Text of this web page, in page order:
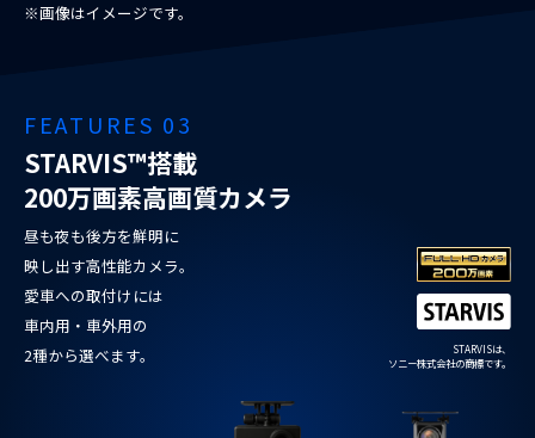
※画像はイメージです。
FEATURES 03
STARVIS™搭載
200万画素高画質カメラ
昼も夜も後方を鮮明に
映し出す高性能カメラ。
愛車への取付けには
車内用・車外用の
2種から選べます。
STARVISは、
ソニー株式会社の商標です。